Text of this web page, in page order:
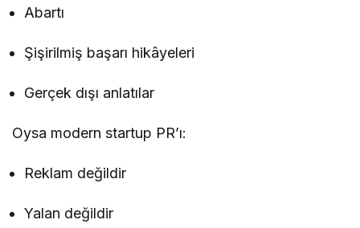
Abartı
Şişirilmiş başarı hikâyeleri
Gerçek dışı anlatılar
Oysa modern startup PR’ı:
Reklam değildir
Yalan değildir